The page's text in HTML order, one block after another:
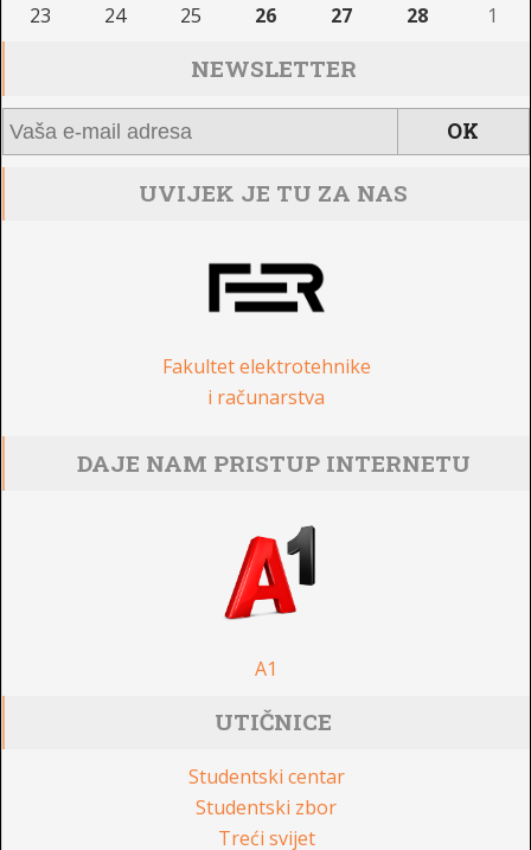
23 24 25 26 27 28 1
NEWSLETTER
UVIJEK JE TU ZA NAS
Fakultet elektrotehnike
i računarstva
DAJE NAM PRISTUP INTERNETU
A1
UTIČNICE
Studentski centar
Studentski zbor
Treći svijet